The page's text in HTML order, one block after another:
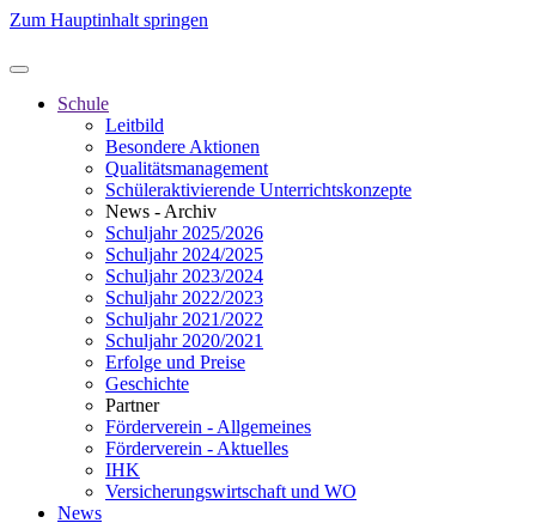
Zum Hauptinhalt springen
Schule
Leitbild
Besondere Aktionen
Qualitätsmanagement
Schüleraktivierende Unterrichtskonzepte
News - Archiv
Schuljahr 2025/2026
Schuljahr 2024/2025
Schuljahr 2023/2024
Schuljahr 2022/2023
Schuljahr 2021/2022
Schuljahr 2020/2021
Erfolge und Preise
Geschichte
Partner
Förderverein - Allgemeines
Förderverein - Aktuelles
IHK
Versicherungswirtschaft und WO
News